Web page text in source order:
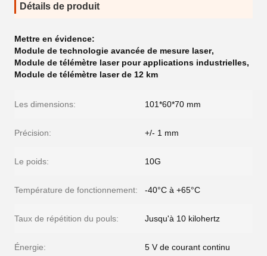
Détails de produit
Mettre en évidence:
Module de technologie avancée de mesure laser,
Module de télémètre laser pour applications industrielles,
Module de télémètre laser de 12 km
Les dimensions: 101*60*70 mm
Précision: +/- 1 mm
Le poids: 10G
Température de fonctionnement: -40°C à +65°C
Taux de répétition du pouls: Jusqu'à 10 kilohertz
Énergie: 5 V de courant continu